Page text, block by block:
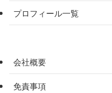
プロフィール一覧
会社概要
免責事項